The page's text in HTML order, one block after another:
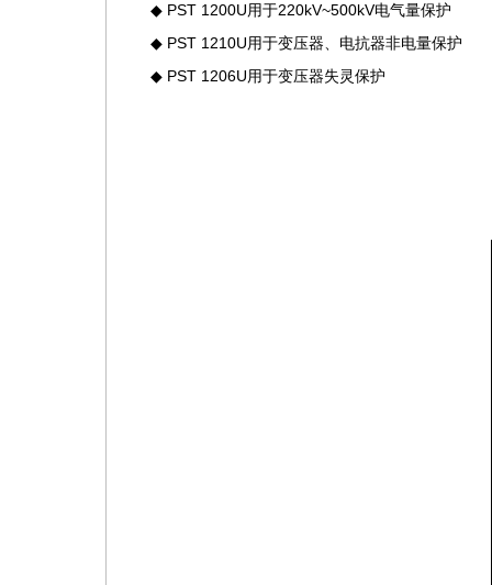
◆ PST 1200U用于220kV~500kV电气量保护
◆ PST 1210U用于变压器、电抗器非电量保护
◆ PST 1206U用于变压器失灵保护